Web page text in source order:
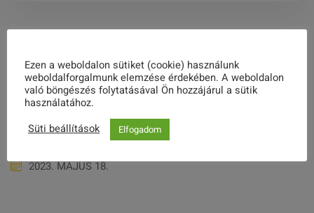
„A Szakkör” kiállítás nyílt nálunk
2023. MÁJUS 18.
Ezen a weboldalon sütiket (cookie) használunk
weboldalforgalmunk elemzése érdekében. A weboldalon
való böngészés folytatásával Ön hozzájárul a sütik
használatához.
Süti beállítások
Elfogadom